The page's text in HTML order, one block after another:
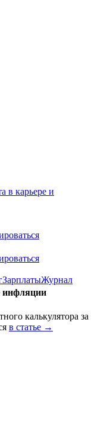
в карьере и
ЗарплатыЖурнал
инфляции
калькулятора за
в статье →